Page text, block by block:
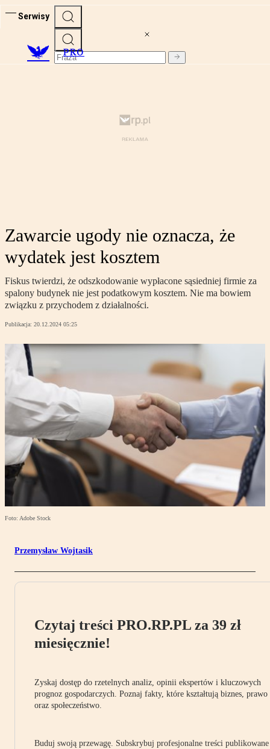
Serwisy
PRO
Zawarcie ugody nie oznacza, że
wydatek jest kosztem
Fiskus twierdzi, że odszkodowanie wypłacone sąsiedniej firmie za
spalony budynek nie jest podatkowym kosztem. Nie ma bowiem
związku z przychodem z działalności.
Publikacja: 20.12.2024 05:25
Foto: Adobe Stock
Przemysław Wojtasik
Czytaj treści PRO.RP.PL za 39 zł
miesięcznie!
Zyskaj dostęp do rzetelnych analiz, opinii ekspertów i kluczowych
prognoz gospodarczych. Poznaj fakty, które kształtują biznes, prawo
oraz społeczeństwo.
Buduj swoją przewagę. Subskrybuj profesjonalne treści publikowane